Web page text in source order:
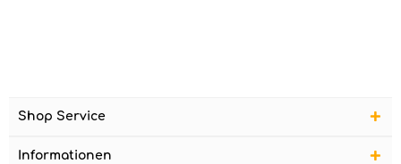
Shop Service
Informationen